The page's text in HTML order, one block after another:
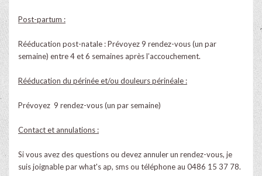
Post-partum :
Rééducation post-natale : Prévoyez 9 rendez-vous (un par
semaine) entre 4 et 6 semaines après l’accouchement.
Rééducation du périnée et/ou douleurs périnéale :
Prévoyez 9 rendez-vous (un par semaine)
Contact et annulations :
Si vous avez des questions ou devez annuler un rendez-vous, je
suis joignable par what's ap, sms ou téléphone au 0486 15 37 78.